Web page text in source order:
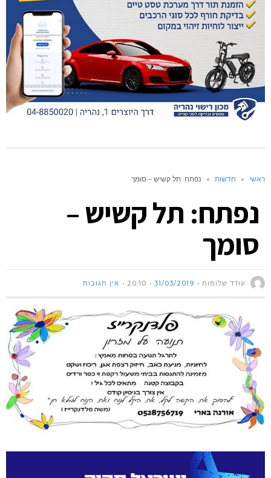
ראשי » חדשות » נפתח: תל קשיש – סומך
נפתח: תל קשיש –
סומך
עודד שלומות 31/03/2019
20:10 אין תגובות